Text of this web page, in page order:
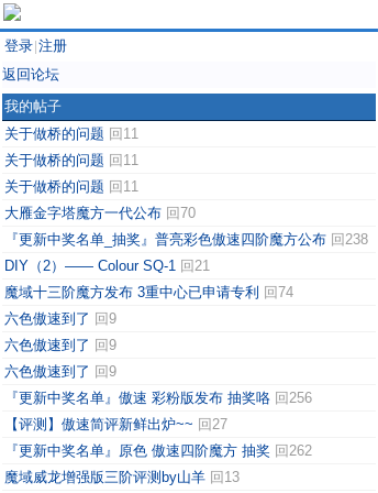
登录 注册
返回论坛
我的帖子
关于做桥的问题 回11
关于做桥的问题 回11
关于做桥的问题 回11
大雁金字塔魔方一代公布 回70
『更新中奖名单_抽奖』普亮彩色傲速四阶魔方公布 回238
DIY（2）—— Colour SQ-1 回21
魔域十三阶魔方发布 3重中心已申请专利 回74
六色傲速到了 回9
六色傲速到了 回9
六色傲速到了 回9
『更新中奖名单』傲速 彩粉版发布 抽奖咯 回256
【评测】傲速简评新鲜出炉~~ 回27
『更新中奖名单』原色 傲速四阶魔方 抽奖 回262
魔域威龙增强版三阶评测by山羊 回13